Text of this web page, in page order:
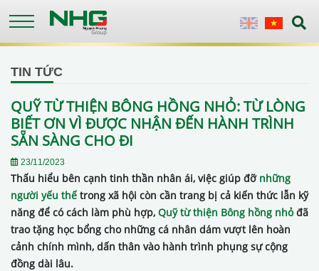
main
TIN TỨC
QUỸ TỪ THIỆN BÔNG HỒNG NHỎ: TỪ LÒNG
BIẾT ƠN VÌ ĐƯỢC NHẬN ĐẾN HÀNH TRÌNH
SẴN SÀNG CHO ĐI
23/11/2023
Thấu hiểu bên cạnh tinh thần nhân ái, việc giúp đỡ những
người yếu thếtrong xã hội còn cần trang bị cả kiến thức lẫn kỹ
năng để có cách làm phù hợp, Quỹ từ thiện Bông hồng nhỏđã
trao tặng học bổng cho những cá nhân dám vượt lên hoàn
cảnh chính mình, dấn thân vào hành trình phụng sự cộng
đồng dài lâu.